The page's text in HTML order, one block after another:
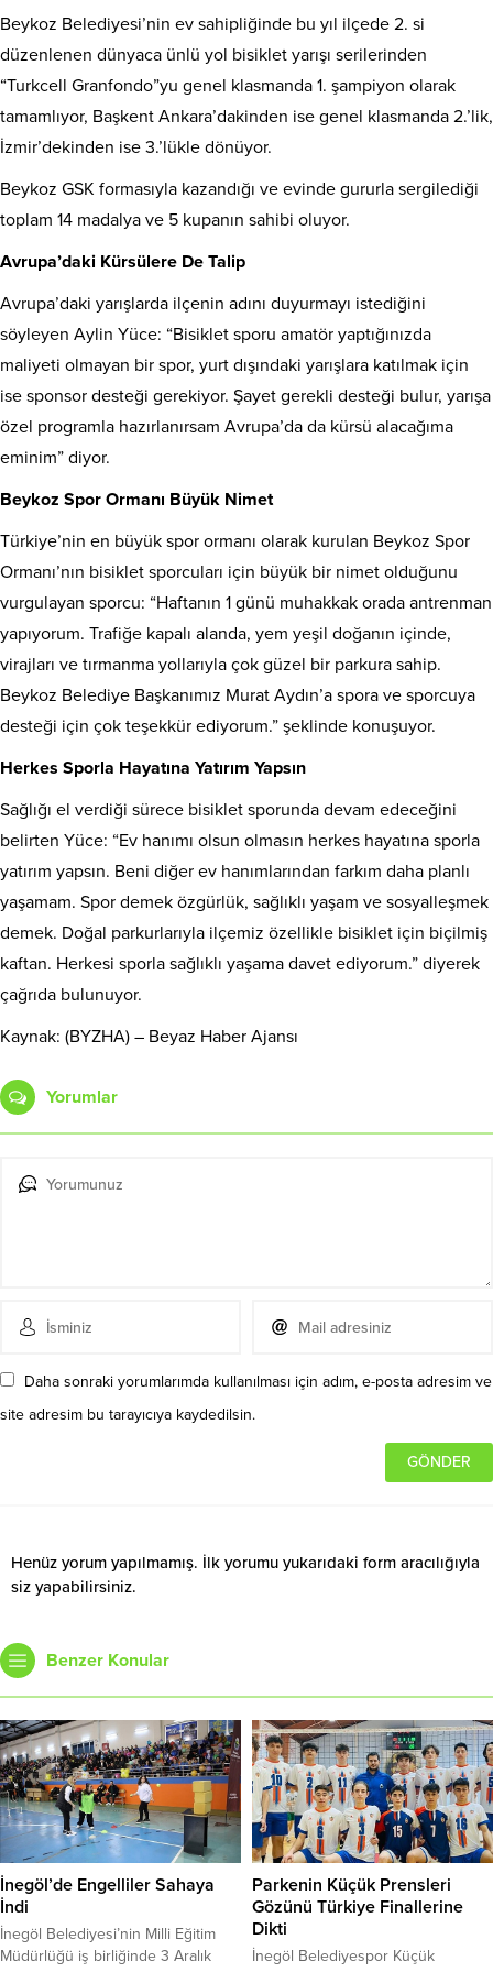
Beykoz Belediyesi’nin ev sahipliğinde bu yıl ilçede 2. si
düzenlenen dünyaca ünlü yol bisiklet yarışı serilerinden
“Turkcell Granfondo”yu genel klasmanda 1. şampiyon olarak
tamamlıyor, Başkent Ankara’dakinden ise genel klasmanda 2.’lik,
İzmir’dekinden ise 3.’lükle dönüyor.
Beykoz GSK formasıyla kazandığı ve evinde gururla sergilediği
toplam 14 madalya ve 5 kupanın sahibi oluyor.
Avrupa’daki Kürsülere De Talip
Avrupa’daki yarışlarda ilçenin adını duyurmayı istediğini
söyleyen Aylin Yüce: “Bisiklet sporu amatör yaptığınızda
maliyeti olmayan bir spor, yurt dışındaki yarışlara katılmak için
ise sponsor desteği gerekiyor. Şayet gerekli desteği bulur, yarışa
özel programla hazırlanırsam Avrupa’da da kürsü alacağıma
eminim” diyor.
Beykoz Spor Ormanı Büyük Nimet
Türkiye’nin en büyük spor ormanı olarak kurulan Beykoz Spor
Ormanı’nın bisiklet sporcuları için büyük bir nimet olduğunu
vurgulayan sporcu: “Haftanın 1 günü muhakkak orada antrenman
yapıyorum. Trafiğe kapalı alanda, yem yeşil doğanın içinde,
virajları ve tırmanma yollarıyla çok güzel bir parkura sahip.
Beykoz Belediye Başkanımız Murat Aydın’a spora ve sporcuya
desteği için çok teşekkür ediyorum.” şeklinde konuşuyor.
Herkes Sporla Hayatına Yatırım Yapsın
Sağlığı el verdiği sürece bisiklet sporunda devam edeceğini
belirten Yüce: “Ev hanımı olsun olmasın herkes hayatına sporla
yatırım yapsın. Beni diğer ev hanımlarından farkım daha planlı
yaşamam. Spor demek özgürlük, sağlıklı yaşam ve sosyalleşmek
demek. Doğal parkurlarıyla ilçemiz özellikle bisiklet için biçilmiş
kaftan. Herkesi sporla sağlıklı yaşama davet ediyorum.” diyerek
çağrıda bulunuyor.
Kaynak: (BYZHA) – Beyaz Haber Ajansı
Yorumlar
Daha sonraki yorumlarımda kullanılması için adım, e-posta adresim ve
site adresim bu tarayıcıya kaydedilsin.
Henüz yorum yapılmamış. İlk yorumu yukarıdaki form aracılığıyla
siz yapabilirsiniz.
Benzer Konular
İnegöl’de Engelliler Sahaya
İndi
İnegöl Belediyesi’nin Milli Eğitim
Müdürlüğü iş birliğinde 3 Aralık
Parkenin Küçük Prensleri
Gözünü Türkiye Finallerine
Dikti
İnegöl Belediyespor Küçük